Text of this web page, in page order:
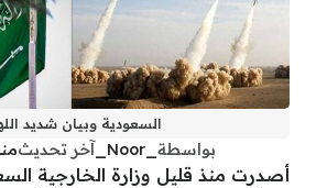
السعودية وبيان شديد
بواسطة _Noor_ آخر تحديثمنذ 7
أصدرت منذ قليل وزارة الخارجية